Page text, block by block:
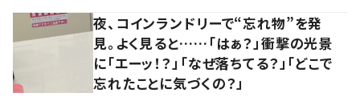
夜、コインランドリーで“忘れ物”を発
見。よく見ると……「はぁ？」衝撃の光景
に「エーッ！？」「なぜ落ちてる？」「どこで
忘れたことに気づくの？」